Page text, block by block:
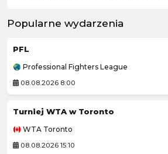
Popularne wydarzenia
PFL
Professional Fighters League
08.08.2026 8:00
Turniej WTA w Toronto
WTA Toronto
08.08.2026 15:10